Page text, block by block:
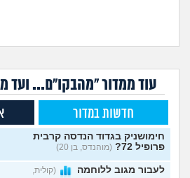
עוד ממדור "מהבקו"ם... ועד
חדשות במדור
חימושניק בגדוד הנדסה קרבית
פרופיל 72?
(מוהנדס, בן 20)
לעבור מגוב ללוחמה
(קולית,